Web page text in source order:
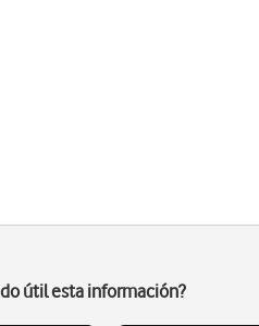
útil esta información?